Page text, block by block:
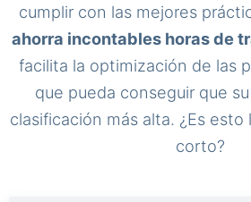
cumplir con las mejores
ahorra incontables horas de
facilita la optimización de las
que pueda conseguir que
clasificación más alta. ¿Es
corto?